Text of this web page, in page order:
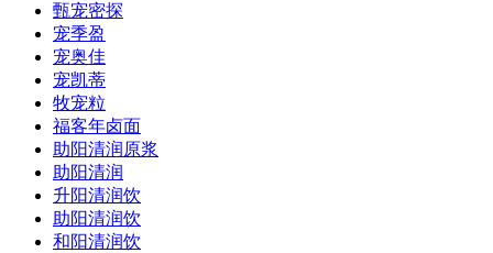
甄宠密探
宠季盈
宠奥佳
宠凯蒂
牧宠粒
福客年卤面
助阳清润原浆
助阳清润
升阳清润饮
助阳清润饮
和阳清润饮